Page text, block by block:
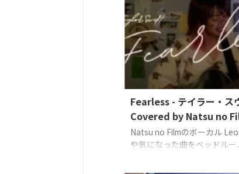
Fearless - テイラー・ス
Covered by Natsu no
Natsu no Filmのボーカル
や気になった曲をベッドルー